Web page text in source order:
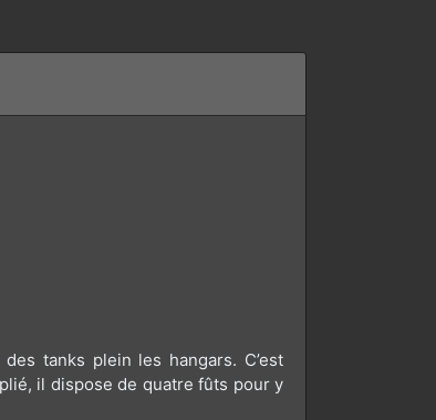
tanks plein les hangars. C’est
il dispose de quatre fûts pour y